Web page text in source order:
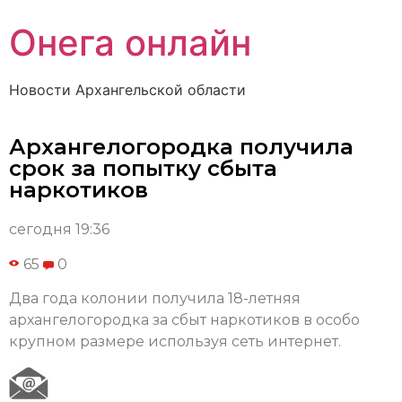
Онега онлайн
Новости Архангельской области
Архангелогородка получила
срок за попытку сбыта
наркотиков
сегодня 19:36
65 0
Два года колонии получила 18-летняя
архангелогородка за сбыт наркотиков в особо
крупном размере используя сеть интернет.